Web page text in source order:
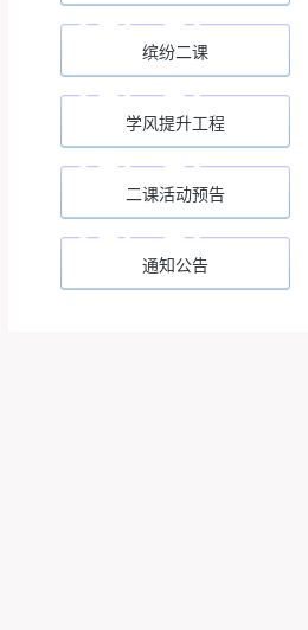
缤纷二课
学风提升工程
二课活动预告
通知公告